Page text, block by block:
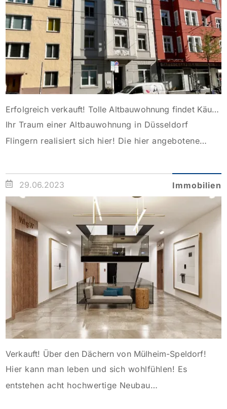
Erfolgreich verkauft! Tolle Altbauwohnung findet Käufer
Ihr Traum einer Altbauwohnung in Düsseldorf
Flingern realisiert sich hier! Die hier angebotene
gebauten Mehrfamilienhaus mit 5 Wohneinheiten und
einer Arztpraxis. Diese sehr gut geschnittene
Wohnung verfügt über einen zentralen
Eingangsbereich, von dem aus alle Räume zu
erreichen sind. Es gibt zwei gleichgroße
Schlafzimmer mit jeweils […]
29.06.2023 Immobilien
Verkauft! Über den Dächern von Mülheim-Speldorf!
Hier kann man leben und sich wohlfühlen! Es
entstehen acht hochwertige Neubau